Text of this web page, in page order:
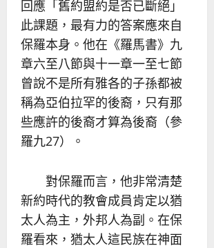
回應「舊約盟約是否已斷絕」
此課題，最有力的答案應來自
保羅本身。他在《羅馬書》九
章六至八節與十一章一至七節
曾說不是所有雅各的子孫都被
稱為亞伯拉罕的後裔，只有那
些應許的後裔才算為後裔（參
羅九27）。
對保羅而言，他非常清楚
新約時代的教會成員肯定以猶
太人為主，外邦人為副。在保
羅看來，猶太人這民族在神面